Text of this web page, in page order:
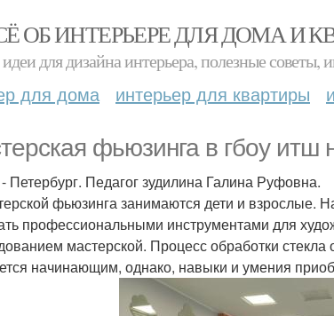
ОБ ИНТЕРЬЕРЕ ДЛЯ ДОМА И
для дизайна интерьера, полезные советы,
для дома интерьер для квартиры
фьюзинга в гбоу итш
Петербург. Педагог зудилина Галина Руфовна.
фьюзинга занимаются дети и взрослые.
профессиональными инструментами для
мастерской. Процесс обработки
начинающим, однако, навыки и умения